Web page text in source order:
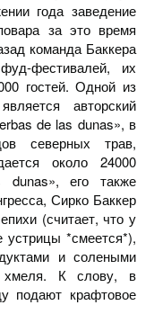
года заведение
за это время
команда Баккера
фестивалей, их
гостей. Одной из
авторский
de las dunas», в
северных трав,
около 24000
dunas», его также
Сирко Баккер
(считает, что у
*смеется*),
и солеными
хмеля. К слову, в
подают крафтовое